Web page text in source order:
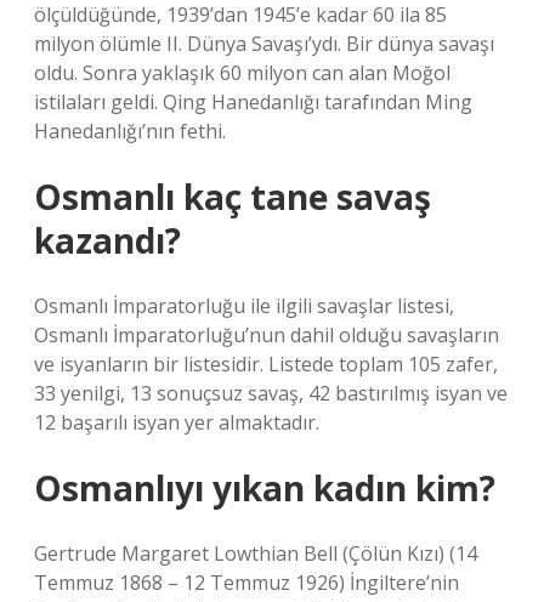
ölçüldüğünde, 1939’dan 1945’e kadar 60 ila 85
milyon ölümle II. Dünya Savaşı’ydı. Bir dünya savaşı
oldu. Sonra yaklaşık 60 milyon can alan Moğol
istilaları geldi. Qing Hanedanlığı tarafından Ming
Hanedanlığı’nın fethi.
Osmanlı kaç tane savaş
kazandı?
Osmanlı İmparatorluğu ile ilgili savaşlar listesi,
Osmanlı İmparatorluğu’nun dahil olduğu savaşların
ve isyanların bir listesidir. Listede toplam 105 zafer,
33 yenilgi, 13 sonuçsuz savaş, 42 bastırılmış isyan ve
12 başarılı isyan yer almaktadır.
Osmanlıyı yıkan kadın kim?
Gertrude Margaret Lowthian Bell (Çölün Kızı) (14
Temmuz 1868 – 12 Temmuz 1926) İngiltere’nin